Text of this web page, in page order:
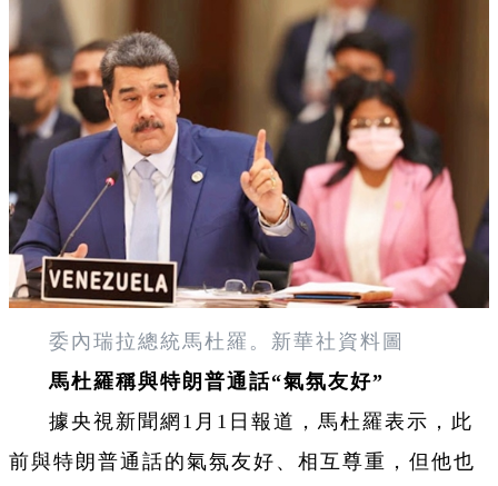
委內瑞拉總統馬杜羅。新華社資料圖
馬杜羅稱與特朗普通話“氣氛友好”
據央視新聞網1月1日報道，馬杜羅表示，此
前與特朗普通話的氣氛友好、相互尊重，但他也